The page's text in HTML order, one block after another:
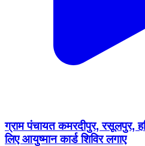
ग्राम पंचायत कमरदीपुर, रसूलपुर,
लिए आयुष्मान कार्ड शिविर लगाए